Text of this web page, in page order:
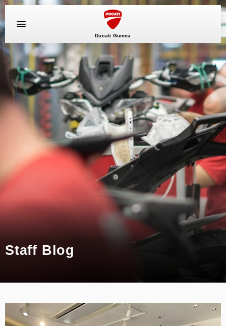
Ducati Gunma
イベント
キャンペーン
新車
中古車
スタッフブログ
お支払いシミュレーション
Staff Blog